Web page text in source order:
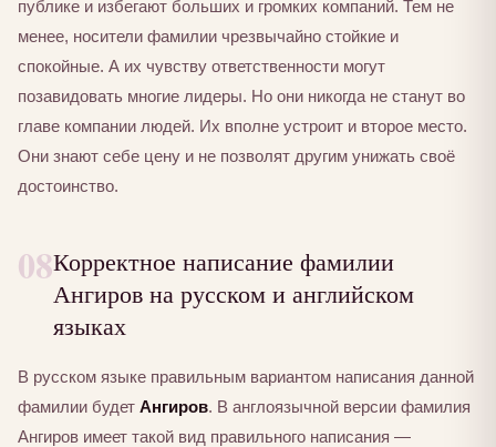
публике и избегают больших и громких компаний. Тем не
менее, носители фамилии чрезвычайно стойкие и
спокойные. А их чувству ответственности могут
позавидовать многие лидеры. Но они никогда не станут во
главе компании людей. Их вполне устроит и второе место.
Они знают себе цену и не позволят другим унижать своё
достоинство.
08Корректное написание фамилии
Ангиров на русском и английском
языках
В русском языке правильным вариантом написания данной
фамилии будет Ангиров. В англоязычной версии фамилия
Ангиров имеет такой вид правильного написания —